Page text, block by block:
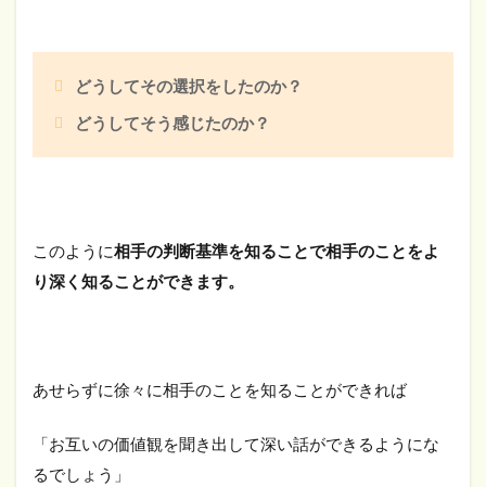
どうしてその選択をしたのか？
どうしてそう感じたのか？
このように相手の判断基準を知ることで相手のことをよ
り深く知ることができます。
あせらずに徐々に相手のことを知ることができれば
「お互いの価値観を聞き出して深い話ができるようにな
るでしょう」